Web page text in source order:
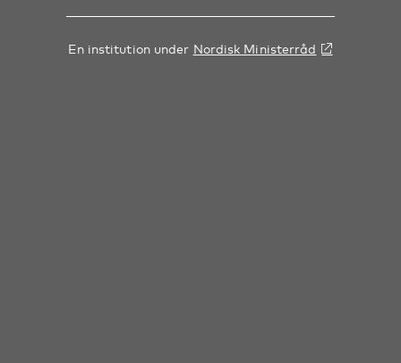
En institution under Nordisk Ministerråd